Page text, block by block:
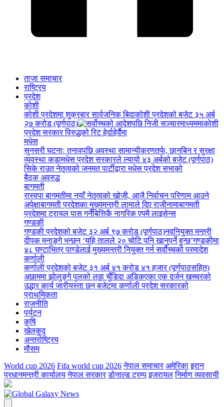
ताजा समाचार
राष्ट्रिय
प्रदेश
कोशी
कोशी प्रदेशमा शुक्रबार सार्वजनिक बिदाकोशी प्रदेशको बजेट ३५ अर्ब
२७ करोड (पूर्णपाठ)
कोशी
प्रदेश सरकार विरुद्धको रिट हेर्दाहेर्दैमा
मधेस
सुनसरी घटनाः तनावपछि अवस्था सामान्यीकरणतर्फ, छानबिन र सुरक्षा
व्यवस्था कडामधेस प्रदेश सरकारले ल्यायो ४३ अर्बको बजेट (पूर्णपाठ)
सिके राउत नेतृत्वको जनमत पार्टीद्वारा मधेस प्रदेश सभाको
बैठक अवरुद्ध
बागमती
रास्वपा बागमतीमा नयाँ नेतृत्वको खोजी, आजै निर्वाचन परिणाम आउने
अपेक्षाबागमती प्रदेशका मुख्यमन्त्री लामाले दिए राजीनामाबागमती
प्रदेशमा ट्रायल पास गर्नेबित्तिकै नागरिक एपमै लाइसेन्स
गण्डकी
गण्डकी प्रदेशको बजेट ३२ अर्ब ९७ करोड (पूर्णपाठ)नवनियुक्त मन्त्री
दीपक मनाङ्गे भन्छन् ‘यहि तालले २० चोटि पनि खानुपर्ने हुन्छ’गण्डकीमा
४८ घण्टाभित्र पाण्डेलाई मुख्यमन्त्री नियुक्त गर्न सर्वोच्चको परमादेश
कर्णाली
कर्णाली प्रदेशको बजेट ३१ अर्ब ४१ करोड ४१ हजार (पूर्णपाठसहित)
अछाममा झोलुङ्गे पुलको लठ्ठा चुँडिदा अड्किएका एक दर्जन खच्चरको
उद्धार कार्य जारीयस्ता छन् बजेटमा कर्णाली प्रदेश सरकारको
प्राथमिकता
राजनीति
पर्यटन
कृषि
खेलकुद
अन्तर्राष्ट्रिय
मौसम
World cup 2026 Fifa world cup 2026 नेपाल समाचार अमेरिका इरान
प्रधानमन्त्री कार्यालय नेपाल सरकार डोनाल्ड ट्रम्प इजरायल निर्माण व्यवसायी